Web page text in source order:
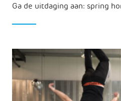
Ga de uitdaging aan: spring